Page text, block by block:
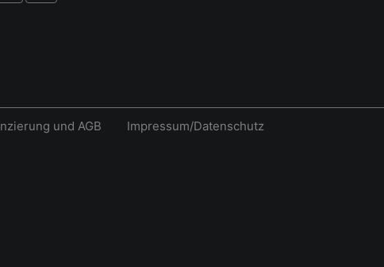
und AGB
Impressum/Datenschutz